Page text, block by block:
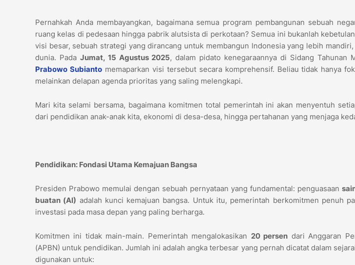
Pernahkah Anda membayangkan, bagaimana semua program pembangunan sebuah
ruang kelas di pedesaan hingga pabrik alutsista di perkotaan? Semua ini bukanlah
visi besar, sebuah strategi yang dirancang untuk membangun Indonesia yang lebih
dunia. Pada Jumat, 15 Agustus 2025, dalam pidato kenegaraannya di Sidang Tahunan
Prabowo Subiantomemaparkan visi tersebut secara komprehensif. Beliau tidak hanya
melainkan delapan agenda prioritas yang saling melengkapi.
Mari kita selami bersama, bagaimana komitmen total pemerintah ini akan menyentuh
dari pendidikan anak-anak kita, ekonomi di desa-desa, hingga pertahanan yang menjaga
Pendidikan: Fondasi Utama Kemajuan Bangsa
Presiden Prabowo memulai dengan sebuah pernyataan yang fundamental: penguasaan
buatan (AI) adalah kunci kemajuan bangsa. Untuk itu, pemerintah berkomitmen penuh
investasi pada masa depan yang paling berharga.
Komitmen ini tidak main-main. Pemerintah mengalokasikan 20 persen dari Anggaran
(APBN) untuk pendidikan. Jumlah ini adalah angka terbesar yang pernah dicatat dalam
digunakan untuk: